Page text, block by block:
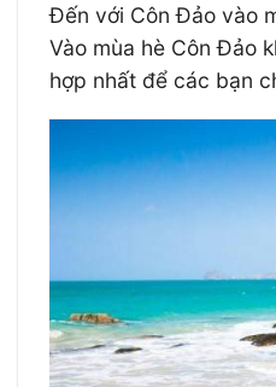
Đến với Côn Đảo vào
Vào mùa hè Côn Đảo
hợp nhất để các bạn